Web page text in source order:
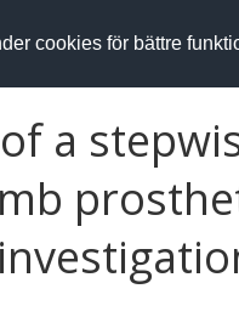
cookies för bättre
a